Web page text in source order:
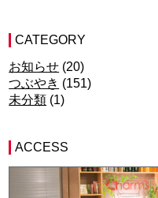
CATEGORY
お知らせ (20)
つぶやき (151)
未分類 (1)
ACCESS